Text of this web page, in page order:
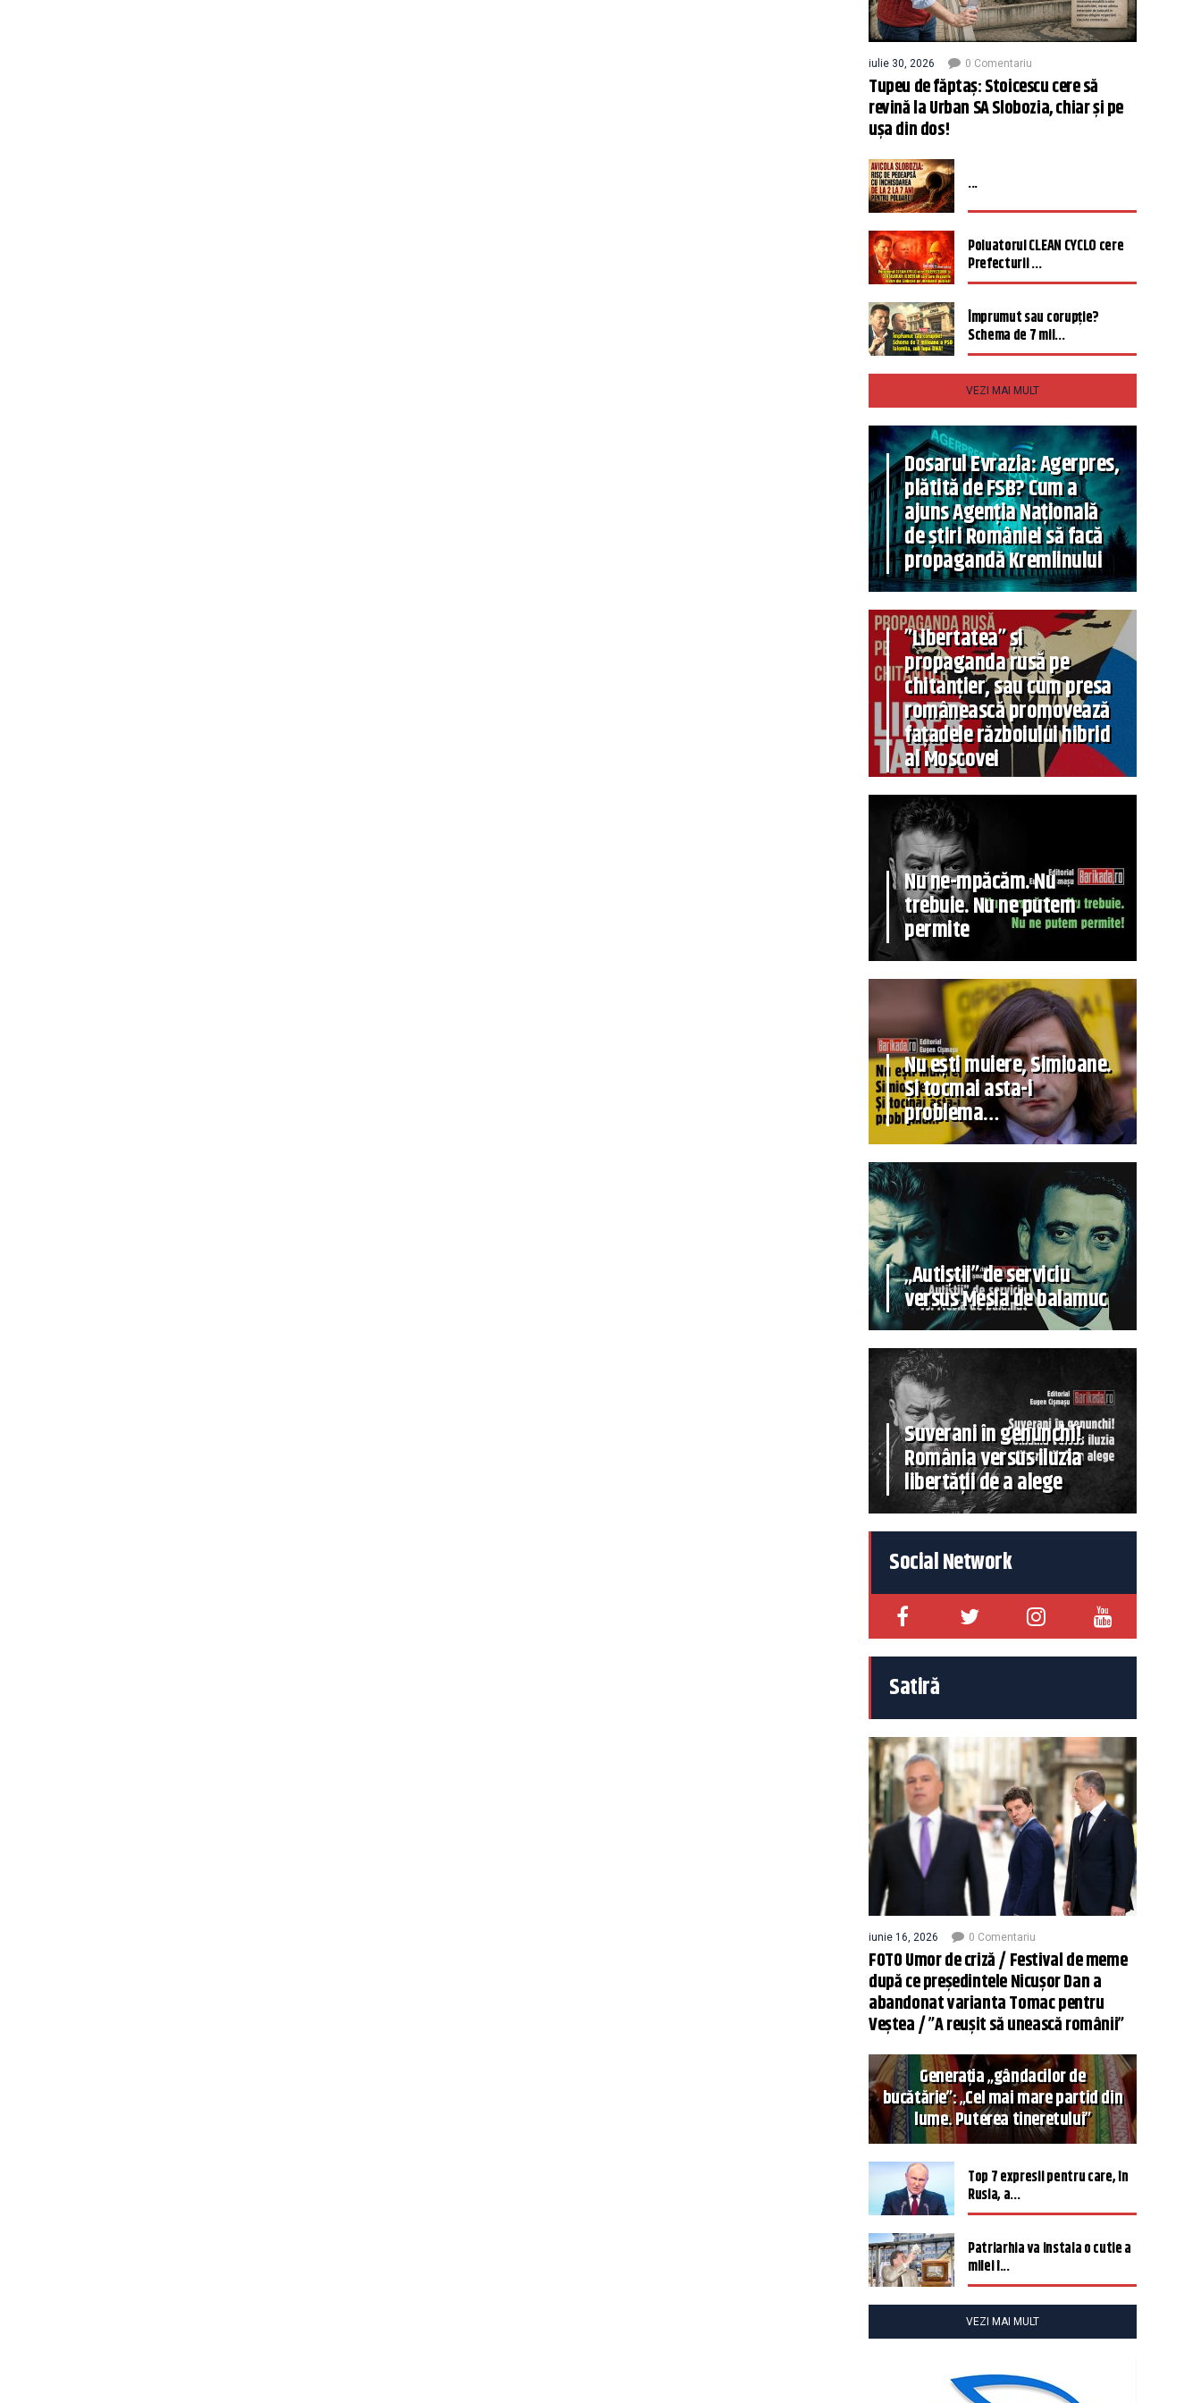
iulie 30, 2026 0 Comentariu
Tupeu de făptaș: Stoicescu cere să
revină la Urban SA Slobozia, chiar și pe
ușa din dos!
...
Poluatorul CLEAN CYCLO cere
Prefecturii ...
Împrumut sau corupție?
Schema de 7 mil...
VEZI MAI MULT
Dosarul Evrazia: Agerpres,
plătită de FSB? Cum a
ajuns Agenția Națională
de știri României să facă
propagandă Kremlinului
”Libertatea” și
propaganda rusă pe
chitanțier, sau cum presa
românească promovează
fațadele războiului hibrid
al Moscovei
Nu ne-mpăcăm. Nu
trebuie. Nu ne putem
permite
Nu ești muiere, Simioane.
Și tocmai asta-i
problema…
„Autiștii” de serviciu
versus Mesia de balamuc
Suverani în genunchi!
România versus iluzia
libertății de a alege
Social Network
Satiră
iunie 16, 2026 0 Comentariu
FOTO Umor de criză / Festival de meme
după ce președintele Nicușor Dan a
abandonat varianta Tomac pentru
Veștea / ”A reușit să unească românii”
Generația „gândacilor de
bucătărie”: „Cel mai mare partid din
lume. Puterea tineretului”
Top 7 expresii pentru care, în
Rusia, a...
Patriarhia va instala o cutie a
milei î...
VEZI MAI MULT